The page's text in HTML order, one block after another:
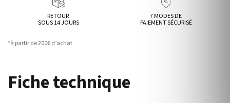
RETOUR
SOUS 14 JOURS
7 MODES DE
PAIEMENT SÉCURISÉ
*à partir de 200€ d’achat
Fiche technique